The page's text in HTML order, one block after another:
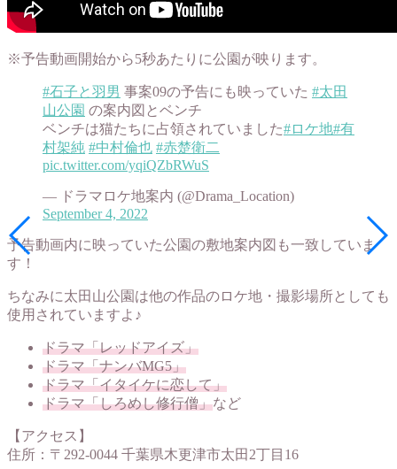
※予告動画開始から5秒あたりに公園が映ります。
#石子と羽男 事案09の予告にも映っていた #太田
山公園 の案内図とベンチ
ベンチは猫たちに占領されていました#ロケ地#有
村架純 #中村倫也 #赤楚衛二
pic.twitter.com/yqiQZbRWuS
— ドラマロケ地案内 (@Drama_Location)
September 4, 2022
予告動画内に映っていた公園の敷地案内図も一致していま
す！
ちなみに太田山公園は他の作品のロケ地・撮影場所としても
使用されていますよ♪
ドラマ「レッドアイズ」
ドラマ「ナンバMG5」
ドラマ「イタイケに恋して」
ドラマ「しろめし修行僧」など
【アクセス】
住所：〒292-0044 千葉県木更津市太田2丁目16